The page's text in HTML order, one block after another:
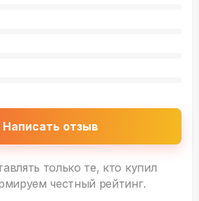
Написать отзыв
только те, кто купил
честный рейтинг.